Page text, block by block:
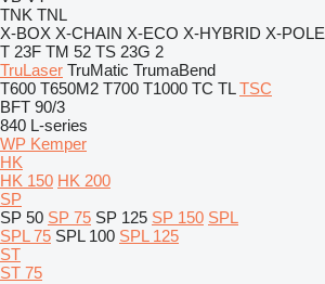
TNK TNL
X-BOX X-CHAIN X-ECO X-HYBRID X-POLE
T 23F TM 52 TS 23G 2
TruLaser TruMatic TrumaBend
T600 T650M2 T700 T1000 TC TL TSC
BFT 90/3
840 L-series
WP Kemper
HK
HK 150 HK 200
SP
SP 50 SP 75 SP 125 SP 150 SPL
SPL 75 SPL 100 SPL 125
ST
ST 75